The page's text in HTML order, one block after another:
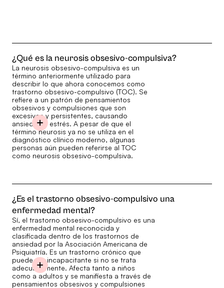
¿Qué es la neurosis obsesivo-compulsiva?
La neurosis obsesivo-compulsiva es un
término anteriormente utilizado para
describir lo que ahora conocemos como
trastorno obsesivo-compulsivo (TOC). Se
refiere a un patrón de pensamientos
obsesivos y compulsiones que son
excesivos y persistentes, causando
ansiedad y estrés. A pesar de que el
término neurosis ya no se utiliza en el
diagnóstico clínico moderno, algunas
personas aún pueden referirse al TOC
como neurosis obsesivo-compulsiva.
¿Es el trastorno obsesivo-compulsivo una
enfermedad mental?
Sí, el trastorno obsesivo-compulsivo es una
enfermedad mental reconocida y
clasificada dentro de los trastornos de
ansiedad por la Asociación Americana de
Psiquiatría. Es un trastorno crónico que
puede ser incapacitante si no se trata
adecuadamente. Afecta tanto a niños
como a adultos y se manifiesta a través de
pensamientos obsesivos y compulsiones